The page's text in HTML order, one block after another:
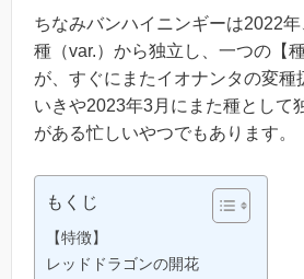
ちなみバンハイニンギーは2022
種（var.）から独立し、一つの【
が、すぐにまたイオナンタの変
いきや2023年3月にまた種として
がある忙しいやつでもあります。
もくじ
【特徴】
レッドドラゴンの開花